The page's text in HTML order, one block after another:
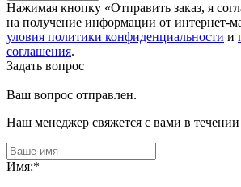
Нажимая кнопку «Отправить заказ, я
на получение информации от интернет-
уловия политики конфиденциальности и
соглашения.
Задать вопрос
Ваш вопрос отправлен.
Наш менеджер свяжется с вами в
Имя:*